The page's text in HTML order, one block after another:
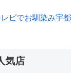
ビでお馴染み宇都
気店